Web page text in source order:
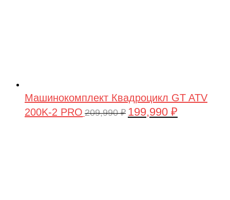
Машинокомплект Квадроцикл GT ATV
200K-2 PRO 209,990₽ Первоначальная
199,990 ₽